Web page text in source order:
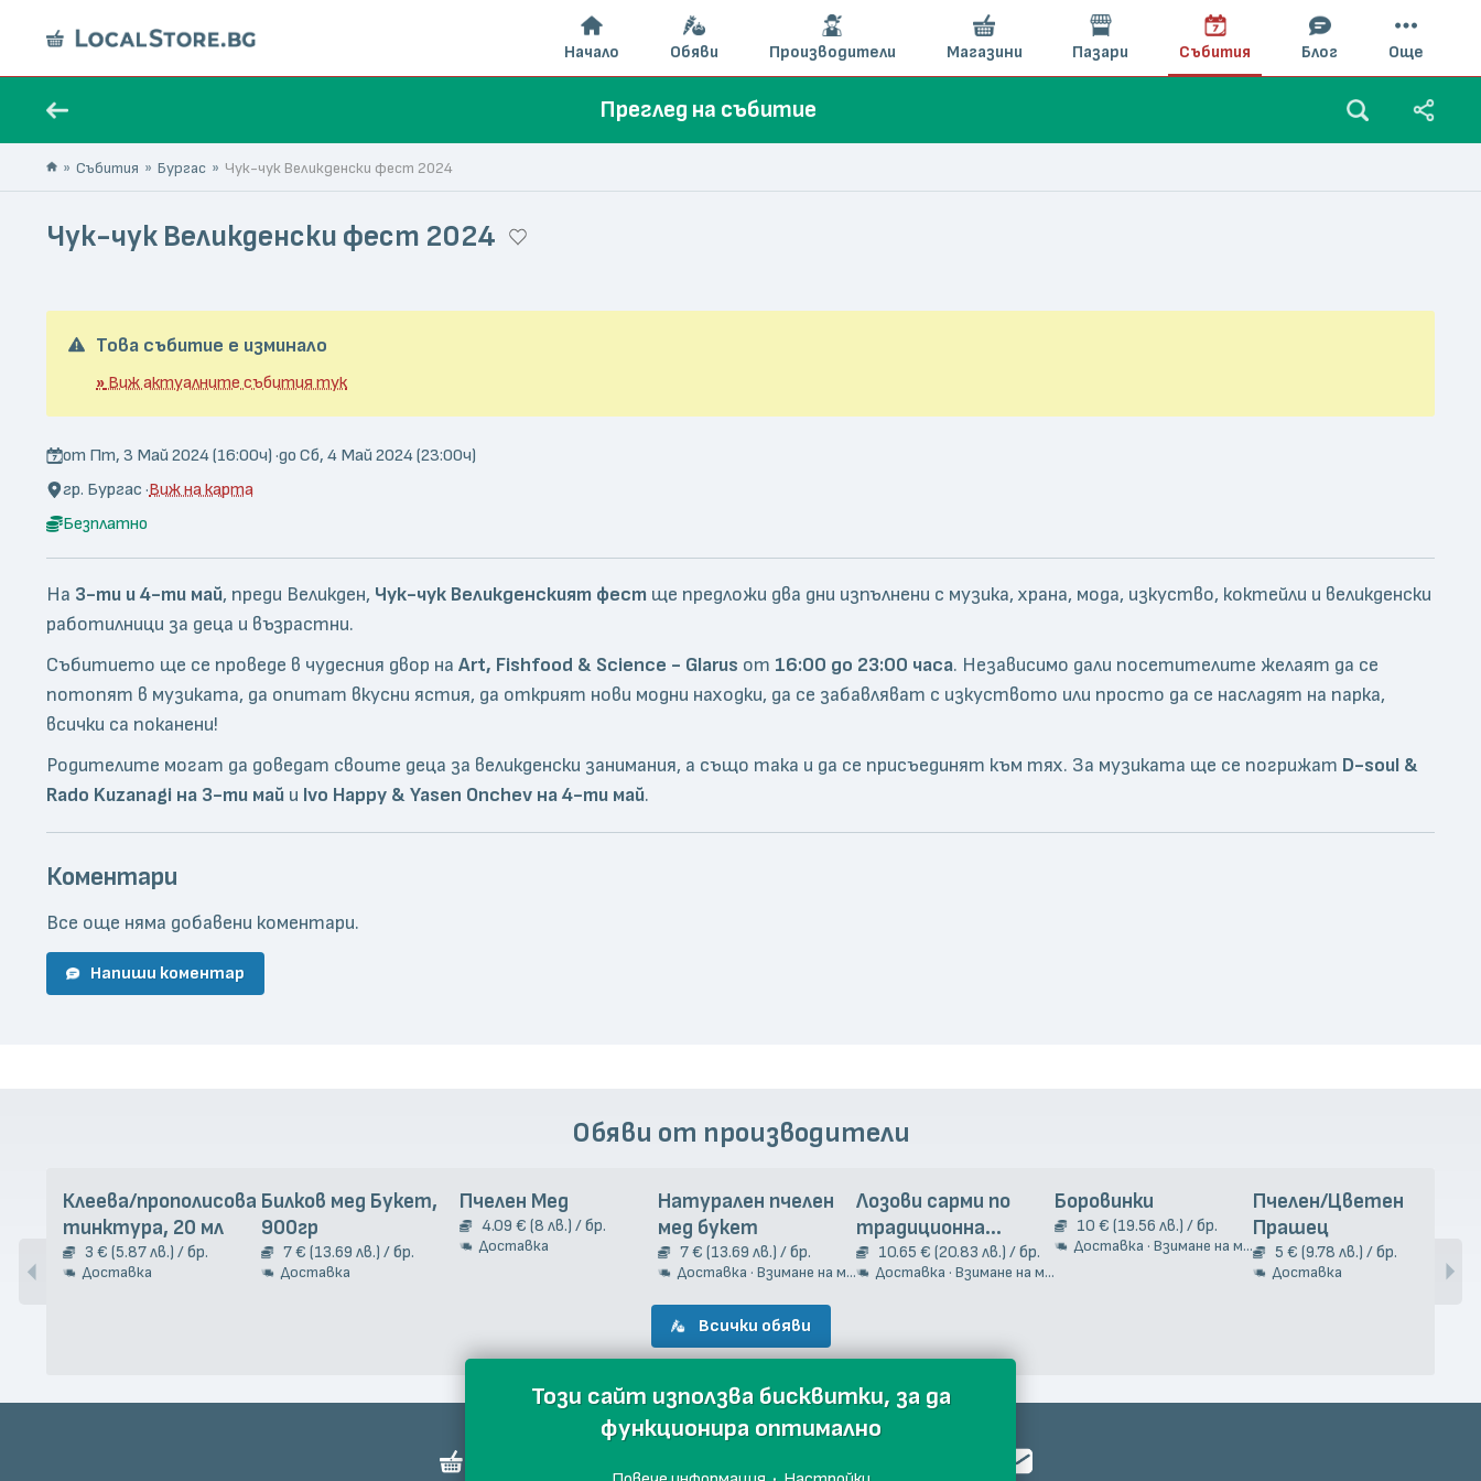
Преглед на събитие
Събития Бургас Чук-чук Великденски фест 2024
Чук-чук Великденски фест 2024
Това събитие е изминало
»Виж актуалните събития тук
от Пт, 3 Май 2024 (16:00ч) ·до Сб, 4 Май 2024 (23:00ч)
гр. Бургас ·Виж на карта
Безплатно
На 3-ти и 4-ти май, преди Великден, Чук-чук Великденският фест ще предложи два дни изпълнени с музика, храна, мода, изкуство, коктейли и великденски
работилници за деца и възрастни.
Събитието ще се проведе в чудесния двор на Art, Fishfood & Science - Glarus от 16:00 до 23:00 часа. Независимо дали посетителите желаят да се
потопят в музиката, да опитат вкусни ястия, да открият нови модни находки, да се забавляват с изкуството или просто да се насладят на парка,
всички са поканени!
Родителите могат да доведат своите деца за великденски занимания, а също така и да се присъединят към тях. За музиката ще се погрижат D-soul &
Rado Kuzanagi на 3-ти май и Ivo Happy & Yasen Onchev на 4-ти май.
Коментари
Все още няма добавени коментари.
Напиши коментар
Обяви от производители
Клеева/прополисова
тинктура, 20 мл
3 € (5.87 лв.) / бр.
Доставка
Билков мед Букет,
900гр
7 € (13.69 лв.) / бр.
Доставка
Пчелен Мед
4.09 € (8 лв.) / бр.
Доставка
Натурален пчелен
мед букет
7 € (13.69 лв.) / бр.
Доставка · Взимане на място
Лозови сарми по
традиционна
гръцка рецепта 2кг.
10.65 € (20.83 лв.) / бр.
Доставка · Взимане на място
Боровинки
10 € (19.56 лв.) / бр.
Доставка · Взимане на място
Пчелен/Цветен
Прашец
5 € (9.78 лв.) / бр.
Доставка
Всички обяви
Начало Обяви Производители Магазини Пазари Събития Блог Още
Този сайт използва бисквитки, за да
функционира оптимално